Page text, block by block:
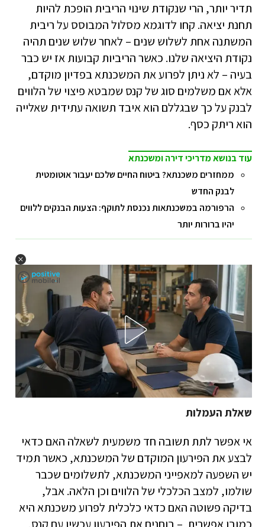
תדיר יותר, הרי שנקודת שינוי הריבית הופכת להיות
תחנת יציאה. קחו לדוגמא מסלול המבוסס על ריבית
המשתנה אחת לשלוש שנים – לאחר שלוש שנים תהיה
נקודת היציאה שלנו. כאשר הריביות קבועות אז יש כבר
בעיה – לא ניתן לפרוע את המשכנתא בפדיון מוקדם,
אלא אם משלמים סוג של קנס שמבטא פיצוי של הלווים
לבנק על כך שבגללם הוא איבד תשואה עתידית שאלייה
הוא ריתק כסף.
עוד בנושא מדריכי דירה ומשכנתא
ממחזרים משכנתא? ביטוח החיים שלכם יעבור אוטומטית
לבנק החדש
הרפורמה במשכנתאות נכנסת לתוקף: הצעות הבנקים ללווים
יהיו ברורות יותר
שאלת העמלות
אי אפשר לתת תשובה חד משמעית לשאלה האם כדאי
לבצע את הפירעון המוקדם של המשכנתא, כאשר תמיד
יש השפעה למאפייני המשכנתא, לתשלומים שכבר
שולמו, למצב הכלכלי של הלווים וכן הלאה. אבל,
בדיקה פשוטה האם כדאי כלכלית לפרוע משכנתא היא